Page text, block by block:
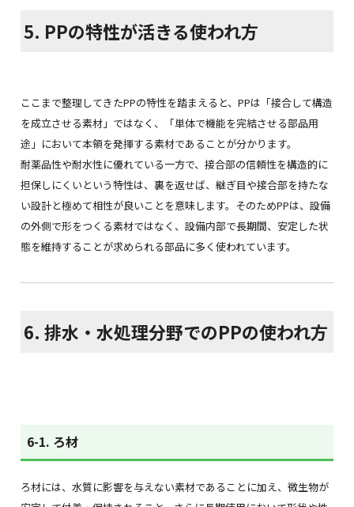
5. PPの特性が活きる使われ方
ここまで整理してきたPPの特性を踏まえると、PPは「接合して構造
を成立させる素材」ではなく、「単体で機能を完結させる部品用
途」において本領を発揮する素材であることが分かります。
耐薬品性や耐水性に優れている一方で、接合部の信頼性を構造的に
担保しにくいという特性は、裏を返せば、継ぎ目や接合部を持たな
い設計と極めて相性が良いことを意味します。そのためPPは、設備
の外側で形をつくる素材ではなく、設備内部で長期間、安定した状
態を維持することが求められる部品に多く使われています。
6. 排水・水処理分野でのPPの使われ方
6-1. ろ材
ろ材には、水質に影響を与えない素材であることに加え、微生物が